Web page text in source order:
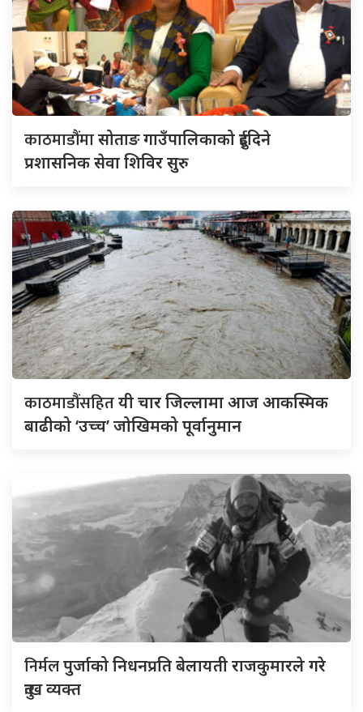
काठमाडौंमासोताङ गाउँपालिकाको दुईदिने
प्रशासनिक सेवा शिविर सुरु
काठमाडौंसहितयी चार जिल्लामा आज आकस्मिक
बाढीको ‘उच्च’ जोखिमको पूर्वानुमान
निर्मलपुर्जाको निधनप्रति बेलायती राजकुमारले गरे
दुःख व्यक्त